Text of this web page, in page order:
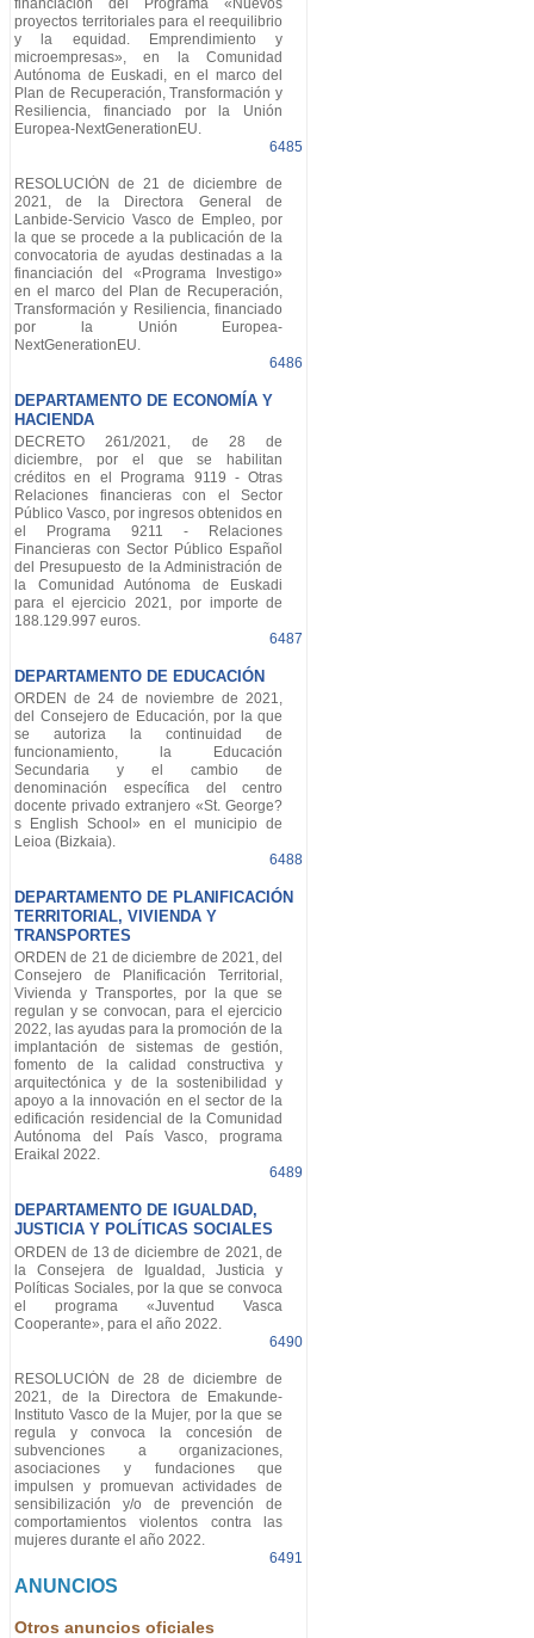
proyectos territoriales para el reequilibrio
y la equidad. Emprendimiento y
microempresas», en la Comunidad
Autónoma de Euskadi, en el marco del
Plan de Recuperación, Transformación y
Resiliencia, financiado por la Unión
Europea-NextGenerationEU.
6485
RESOLUCIÓN de 21 de diciembre de
2021, de la Directora General de
Lanbide-Servicio Vasco de Empleo, por
la que se procede a la publicación de la
convocatoria de ayudas destinadas a la
financiación del «Programa Investigo»
en el marco del Plan de Recuperación,
Transformación y Resiliencia, financiado
por la Unión Europea-
NextGenerationEU.
6486
DEPARTAMENTO DE ECONOMÍA Y
HACIENDA
DECRETO 261/2021, de 28 de
diciembre, por el que se habilitan
créditos en el Programa 9119 - Otras
Relaciones financieras con el Sector
Público Vasco, por ingresos obtenidos en
el Programa 9211 - Relaciones
Financieras con Sector Público Español
del Presupuesto de la Administración de
la Comunidad Autónoma de Euskadi
para el ejercicio 2021, por importe de
188.129.997 euros.
6487
DEPARTAMENTO DE EDUCACIÓN
ORDEN de 24 de noviembre de 2021,
del Consejero de Educación, por la que
se autoriza la continuidad de
funcionamiento, la Educación
Secundaria y el cambio de
denominación específica del centro
docente privado extranjero «St. George?
s English School» en el municipio de
Leioa (Bizkaia).
6488
DEPARTAMENTO DE PLANIFICACIÓN
TERRITORIAL, VIVIENDA Y
TRANSPORTES
ORDEN de 21 de diciembre de 2021, del
Consejero de Planificación Territorial,
Vivienda y Transportes, por la que se
regulan y se convocan, para el ejercicio
2022, las ayudas para la promoción de la
implantación de sistemas de gestión,
fomento de la calidad constructiva y
arquitectónica y de la sostenibilidad y
apoyo a la innovación en el sector de la
edificación residencial de la Comunidad
Autónoma del País Vasco, programa
Eraikal 2022.
6489
DEPARTAMENTO DE IGUALDAD,
JUSTICIA Y POLÍTICAS SOCIALES
ORDEN de 13 de diciembre de 2021, de
la Consejera de Igualdad, Justicia y
Políticas Sociales, por la que se convoca
el programa «Juventud Vasca
Cooperante», para el año 2022.
6490
RESOLUCIÓN de 28 de diciembre de
2021, de la Directora de Emakunde-
Instituto Vasco de la Mujer, por la que se
regula y convoca la concesión de
subvenciones a organizaciones,
asociaciones y fundaciones que
impulsen y promuevan actividades de
sensibilización y/o de prevención de
comportamientos violentos contra las
mujeres durante el año 2022.
6491
ANUNCIOS
Otros anuncios oficiales